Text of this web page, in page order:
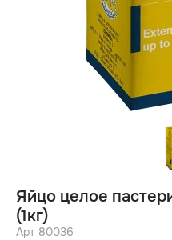
Яйцо целое
(1кг)
Арт 80036